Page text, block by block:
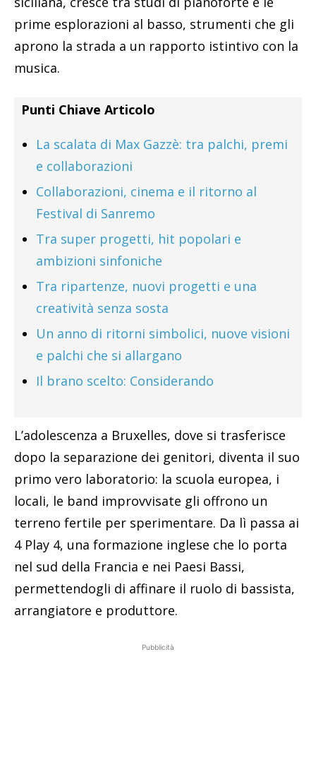
prime esplorazioni al basso, strumenti che gli
aprono la strada a un rapporto istintivo con la
musica.
Punti Chiave Articolo
La scalata di Max Gazzè: tra palchi, premi
e collaborazioni
Collaborazioni, cinema e il ritorno al
Festival di Sanremo
Tra super progetti, hit popolari e
ambizioni sinfoniche
Tra ripartenze, nuovi progetti e una
creatività senza sosta
Un anno di ritorni simbolici, nuove visioni
e palchi che si allargano
Il brano scelto: Considerando
L’adolescenza a Bruxelles, dove si trasferisce
dopo la separazione dei genitori, diventa il suo
primo vero laboratorio: la scuola europea, i
locali, le band improvvisate gli offrono un
terreno fertile per sperimentare. Da lì passa ai
4 Play 4, una formazione inglese che lo porta
nel sud della Francia e nei Paesi Bassi,
permettendogli di affinare il ruolo di bassista,
arrangiatore e produttore.
Pubblicità